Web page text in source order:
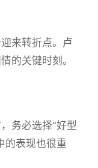
来转折点。卢
的关键时刻。
务必选择"好型
的表现也很重